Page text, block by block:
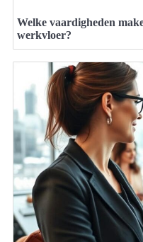
Welke vaardigheden
werkvloer?